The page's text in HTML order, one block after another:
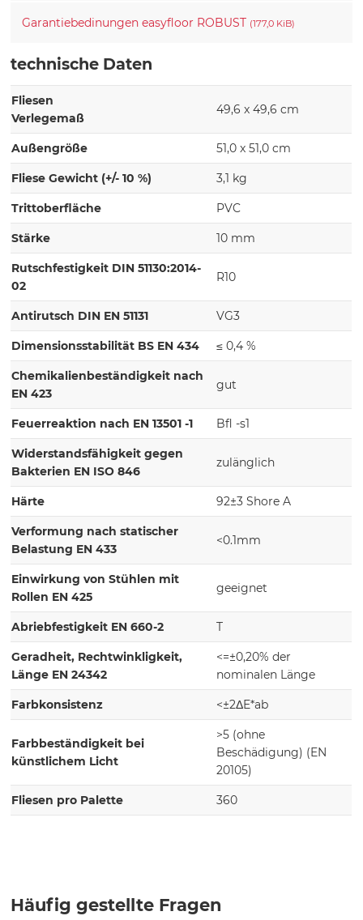
Garantiebedinungen easyfloor ROBUST (177,0 KiB)
technische Daten
Fliesen
Verlegemaß
49,6 x 49,6 cm
Außengröße 51,0 x 51,0 cm
Fliese Gewicht (+/- 10 %) 3,1 kg
Trittoberfläche PVC
Stärke 10 mm
Rutschfestigkeit DIN 51130:2014-
02
R10
Antirutsch DIN EN 51131 VG3
Dimensionsstabilität BS EN 434 ≤ 0,4 %
Chemikalienbeständigkeit nach
EN 423
gut
Feuerreaktion nach EN 13501 -1 Bfl -s1
Widerstandsfähigkeit gegen
Bakterien EN ISO 846
zulänglich
Härte 92±3 Shore A
Verformung nach statischer
Belastung EN 433
<0.1mm
Einwirkung von Stühlen mit
Rollen EN 425
geeignet
Abriebfestigkeit EN 660-2 T
Geradheit, Rechtwinkligkeit,
Länge EN 24342
<=±0,20% der
nominalen Länge
Farbkonsistenz <±2ΔE*ab
Farbbeständigkeit bei
künstlichem Licht
>5 (ohne
Beschädigung) (EN
20105)
Fliesen pro Palette 360
Häufig gestellte Fragen